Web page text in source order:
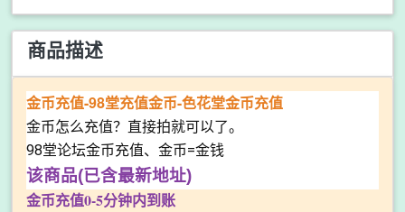
商品描述
金币充值-98堂充值金币-色花堂金币充值
金币怎么充值？直接拍就可以了。
98堂论坛金币充值、金币=金钱
该商品(已含最新地址)
金币充值0-5分钟内到账